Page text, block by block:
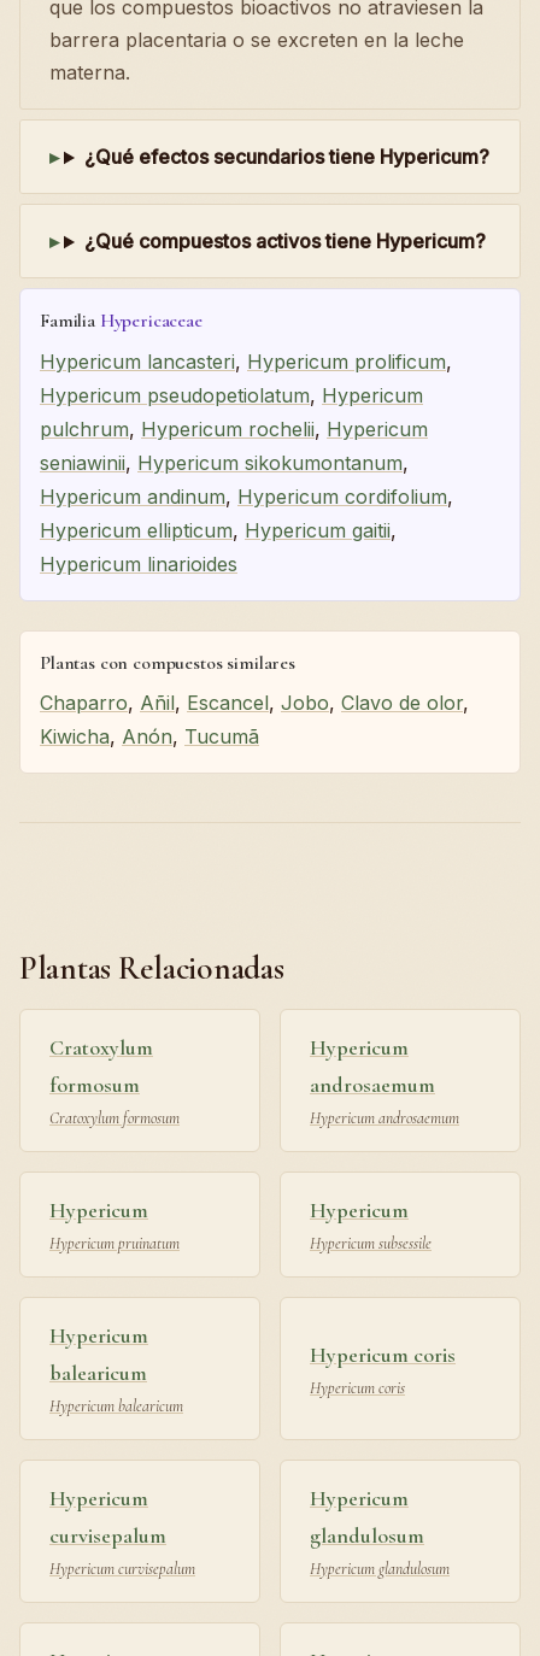
que los compuestos bioactivos no atraviesen la
barrera placentaria o se excreten en la leche
materna.
¿Qué efectos secundarios tiene Hypericum?
¿Qué compuestos activos tiene Hypericum?
Familia Hypericaceae
Hypericum lancasteri, Hypericum prolificum,
Hypericum pseudopetiolatum, Hypericum
pulchrum, Hypericum rochelii, Hypericum
seniawinii, Hypericum sikokumontanum,
Hypericum andinum, Hypericum cordifolium,
Hypericum ellipticum, Hypericum gaitii,
Hypericum linarioides
Plantas con compuestos similares
Chaparro, Añil, Escancel, Jobo, Clavo de olor,
Kiwicha, Anón, Tucumã
Plantas Relacionadas
Cratoxylum
formosum
Cratoxylum formosum
Hypericum
androsaemum
Hypericum androsaemum
Hypericum
Hypericum pruinatum
Hypericum
Hypericum subsessile
Hypericum
balearicum
Hypericum balearicum
Hypericum coris
Hypericum coris
Hypericum
curvisepalum
Hypericum curvisepalum
Hypericum
glandulosum
Hypericum glandulosum